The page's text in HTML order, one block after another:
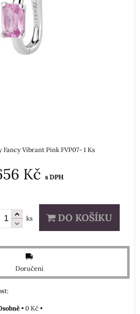
Vibrant Pink FVP07- 1 Ks
Kč s DPH
ks DO KOŠÍKU
Doručení
•0 Kč•